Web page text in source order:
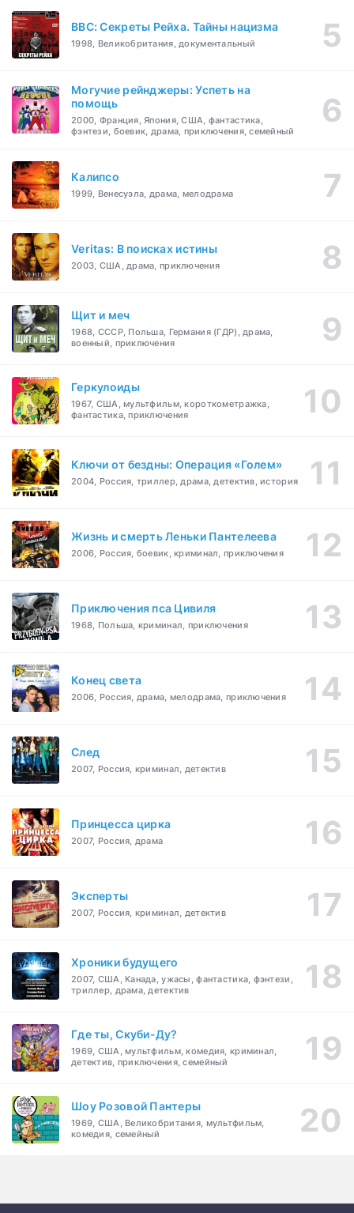
BBC: Секреты Рейха. Тайны нацизма
1998, Великобритания, документальный
Могучие рейнджеры: Успеть на
помощь
2000, Франция, Япония, США, фантастика,
фэнтези, боевик, драма, приключения, семейный
Калипсо
1999, Венесуэла, драма, мелодрама
Veritas: В поисках истины
2003, США, драма, приключения
Щит и меч
1968, СССР, Польша, Германия (ГДР), драма,
военный, приключения
Геркулоиды
1967, США, мультфильм, короткометражка,
фантастика, приключения
Ключи от бездны: Операция «Голем»
2004, Россия, триллер, драма, детектив, история
Жизнь и смерть Леньки Пантелеева
2006, Россия, боевик, криминал, приключения
Приключения пса Цивиля
1968, Польша, криминал, приключения
Конец света
2006, Россия, драма, мелодрама, приключения
След
2007, Россия, криминал, детектив
Принцесса цирка
2007, Россия, драма
Эксперты
2007, Россия, криминал, детектив
Хроники будущего
2007, США, Канада, ужасы, фантастика, фэнтези,
триллер, драма, детектив
Где ты, Скуби-Ду?
1969, США, мультфильм, комедия, криминал,
детектив, приключения, семейный
Шоу Розовой Пантеры
1969, США, Великобритания, мультфильм,
комедия, семейный